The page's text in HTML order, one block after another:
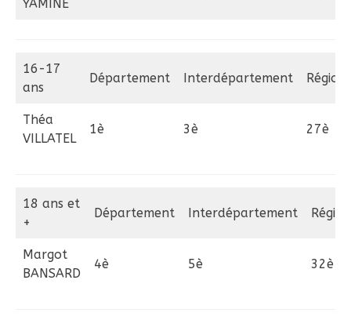
YAMINE
16-17
ans
Département Interdépartement Région
Théa
VILLATEL
1è 3è 27è
18 ans et
+
Département Interdépartement Région
Margot
BANSARD
4è 5è 32è